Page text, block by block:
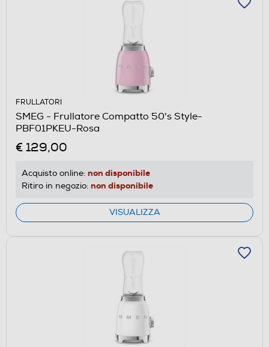
FRULLATORI
SMEG - Frullatore Compatto 50's Style-
PBF01PKEU-Rosa
€ 129,00
Acquisto online: non disponibile
Ritiro in negozio: non disponibile
VISUALIZZA